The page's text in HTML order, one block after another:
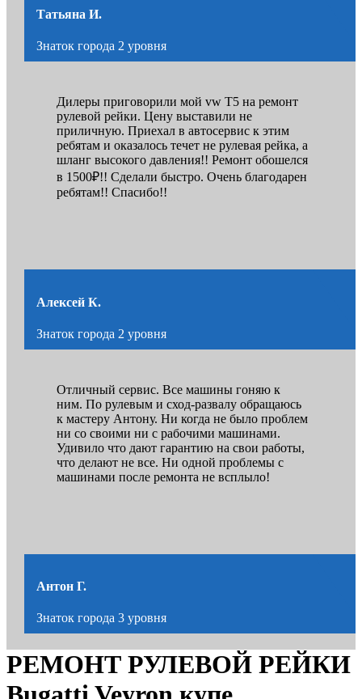
Татьяна И.
Знаток города 2 уровня
Дилеры приговорили мой vw Т5 на ремонт
рулевой рейки. Цену выставили не
приличную. Приехал в автосервис к этим
ребятам и оказалось течет не рулевая рейка, а
шланг высокого давления!! Ремонт обошелся
в 1500₽!! Сделали быстро. Очень благодарен
ребятам!! Спасибо!!
Алексей К.
Знаток города 2 уровня
Отличный сервис. Все машины гоняю к
ним. По рулевым и сход-развалу обращаюсь
к мастеру Антону. Ни когда не было проблем
ни со своими ни с рабочими машинами.
Удивило что дают гарантию на свои работы,
что делают не все. Ни одной проблемы с
машинами после ремонта не всплыло!
Антон Г.
Знаток города 3 уровня
РЕМОНТ РУЛЕВОЙ РЕЙКИ